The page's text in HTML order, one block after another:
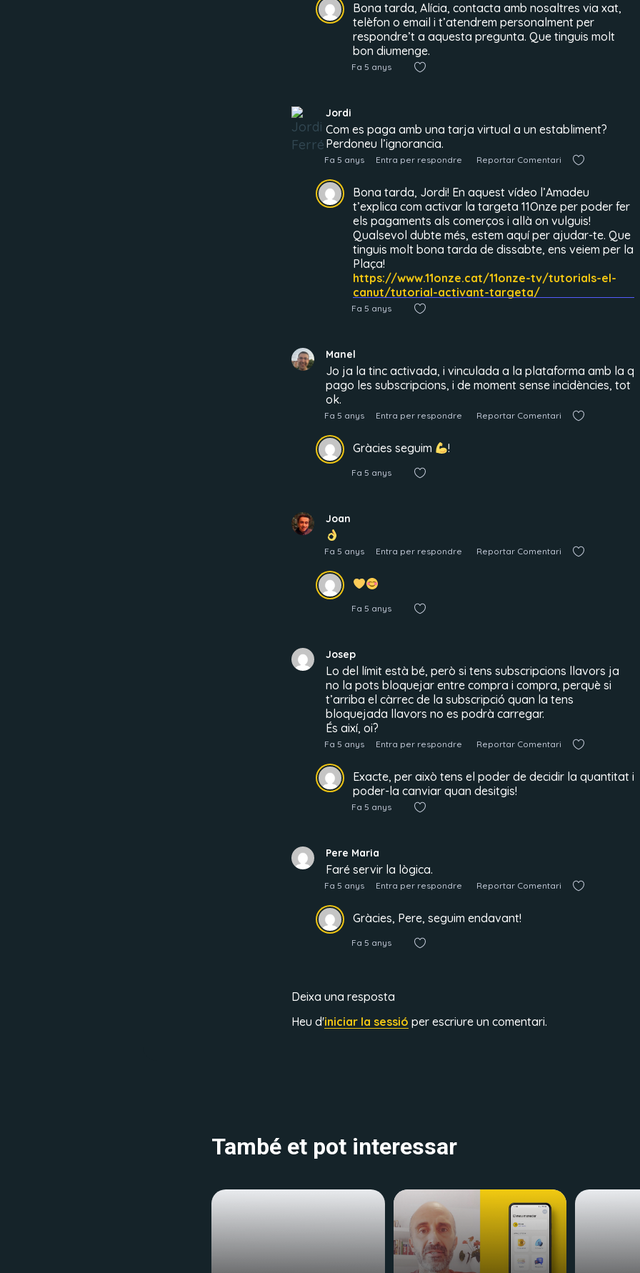
Bona tarda, Alícia, contacta amb nosaltres via xat,
telèfon o email i t’atendrem personalment per
respondre’t a aquesta pregunta. Que tinguis molt
bon diumenge.
Fa 5 anys
Jordi
Com es paga amb una tarja virtual a un establiment?
Perdoneu l’ignorancia.
Fa 5 anys Entra per respondre Reportar Comentari
Bona tarda, Jordi! En aquest vídeo l’Amadeu
t’explica com activar la targeta 11Onze per poder fer
els pagaments als comerços i allà on vulguis!
Qualsevol dubte més, estem aquí per ajudar-te. Que
tinguis molt bona tarda de dissabte, ens veiem per la
Plaça!
https://www.11onze.cat/11onze-tv/tutorials-el-
canut/tutorial-activant-targeta/
Fa 5 anys
Manel
Jo ja la tinc activada, i vinculada a la plataforma amb la q
pago les subscripcions, i de moment sense incidències, tot
ok.
Fa 5 anys Entra per respondre Reportar Comentari
Gràcies seguim !
Fa 5 anys
Joan
Fa 5 anys Entra per respondre Reportar Comentari
Fa 5 anys
Josep
Lo del límit està bé, però si tens subscripcions llavors ja
no la pots bloquejar entre compra i compra, perquè si
t’arriba el càrrec de la subscripció quan la tens
bloquejada llavors no es podrà carregar.
És així, oi?
Fa 5 anys Entra per respondre Reportar Comentari
Exacte, per això tens el poder de decidir la quantitat i
poder-la canviar quan desitgis!
Fa 5 anys
Pere Maria
Faré servir la lògica.
Fa 5 anys Entra per respondre Reportar Comentari
Gràcies, Pere, seguim endavant!
Fa 5 anys
Deixa una resposta
Heu d'iniciar la sessió per escriure un comentari.
També et pot interessar